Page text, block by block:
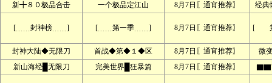
新╋８０极品合击
一个极品定江山 8月7日〖通宵推荐〗 经
[﹍﹍封神榜﹍﹍] [﹍﹍第一季﹍﹍] 8月7日〖通宵推荐〗 [
封神大陆◆无限刀 首战◆第◆１◆区 8月7日〖通宵推荐〗
微
新山海经█无限刀
完美世界█狂暴篇 8月7日〖通宵推荐〗